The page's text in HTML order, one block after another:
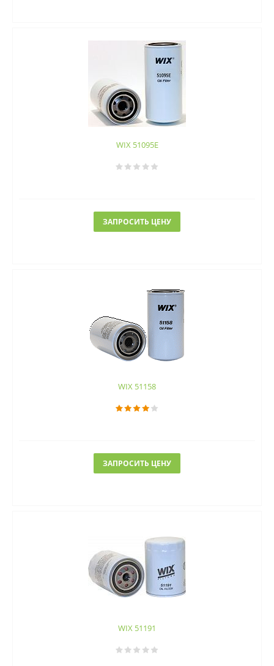
WIX 51095E
ЗАПРОСИТЬ ЦЕНУ
WIX 51158
ЗАПРОСИТЬ ЦЕНУ
WIX 51191